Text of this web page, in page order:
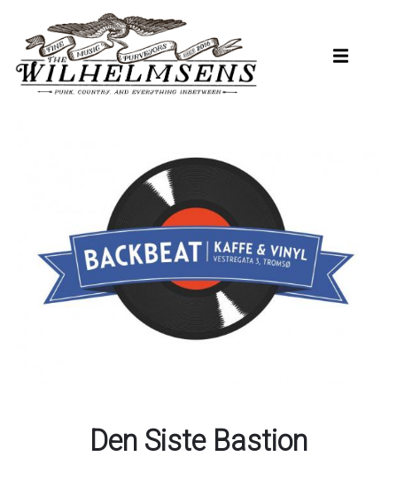
hovedinnhold
Den Siste Bastion